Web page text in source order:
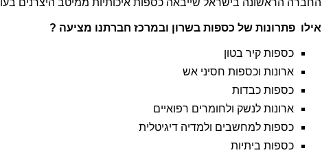
אילו פתרונות של כספות בשרון ובמרכז חברתנו מציעה ?
כספות קיר בטון
ארונות וכספות חסיני אש
כספות כבדות
ארונות לנשק ולחומרים רפואיים
כספות למחשבים ולמדיה דיגיטלית
כספות ביתיות